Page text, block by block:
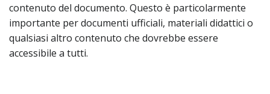
contenuto del documento. Questo è particolarmente
importante per documenti ufficiali, materiali didattici o
qualsiasi altro contenuto che dovrebbe essere
accessibile a tutti.